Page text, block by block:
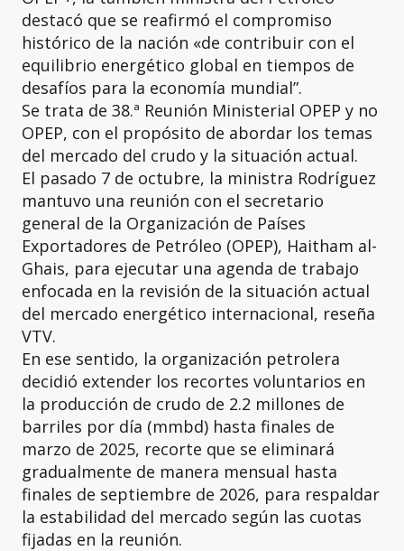
destacó que se reafirmó el compromiso
histórico de la nación «de contribuir con el
equilibrio energético global en tiempos de
desafíos para la economía mundial”.
Se trata de 38.ª Reunión Ministerial OPEP y no
OPEP, con el propósito de abordar los temas
del mercado del crudo y la situación actual.
El pasado 7 de octubre, la ministra Rodríguez
mantuvo una reunión con el secretario
general de la Organización de Países
Exportadores de Petróleo (OPEP), Haitham al-
Ghais, para ejecutar una agenda de trabajo
enfocada en la revisión de la situación actual
del mercado energético internacional, reseña
VTV.
En ese sentido, la organización petrolera
decidió extender los recortes voluntarios en
la producción de crudo de 2.2 millones de
barriles por día (mmbd) hasta finales de
marzo de 2025, recorte que se eliminará
gradualmente de manera mensual hasta
finales de septiembre de 2026, para respaldar
la estabilidad del mercado según las cuotas
fijadas en la reunión.